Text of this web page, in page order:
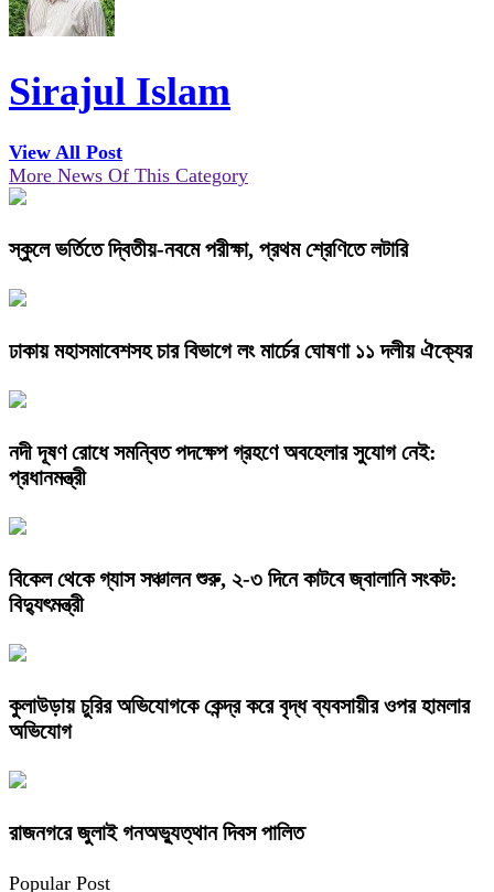
Sirajul Islam
View All Post
More News Of This Category
স্কুলে ভর্তিতে দ্বিতীয়-নবমে পরীক্ষা, প্রথম শ্রেণিতে লটারি
ঢাকায় মহাসমাবেশসহ চার বিভাগে লং মার্চের ঘোষণা ১১ দলীয় ঐক্যের
নদী দূষণ রোধে সমন্বিত পদক্ষেপ গ্রহণে অবহেলার সুযোগ নেই:
প্রধানমন্ত্রী
বিকেল থেকে গ্যাস সঞ্চালন শুরু, ২-৩ দিনে কাটবে জ্বালানি সংকট:
বিদ্যুৎমন্ত্রী
কুলাউড়ায় চুরির অভিযোগকে কেন্দ্র করে বৃদ্ধ ব্যবসায়ীর ওপর হামলার
অভিযোগ
রাজনগরে জুলাই গনঅভ্যুত্থান দিবস পালিত
Popular Post